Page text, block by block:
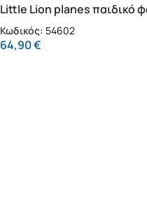
Little Lion planes παιδικό
Κωδικός: 54602
64,90€